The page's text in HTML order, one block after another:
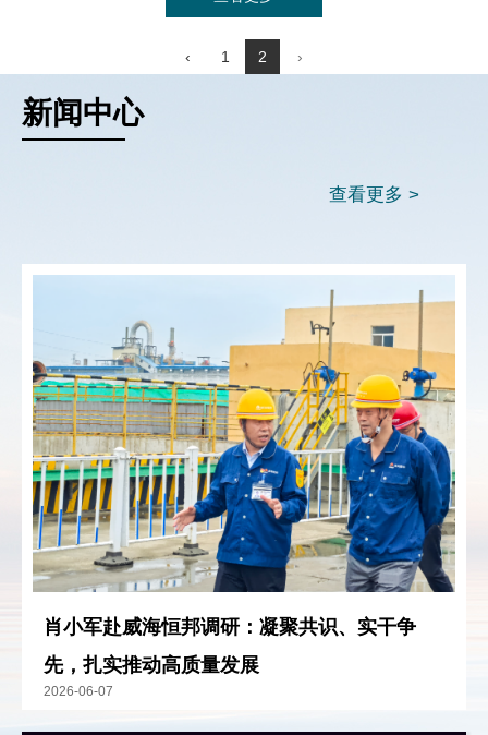
‹ 1 2 ›
企业价值观：黄金品质，诚实守信，竭诚
企业愿景 ：创建员工幸福、客户满意、环
境和谐、国际一流的贵金属治炼企业。
三大创新：理念创新、技术创新、管理创
新。
企业风格：企业不盈利一切等于零，企业
决策失误一切等于零，企业不重视安全环保
企业目标 ：建设一流队伍，树立一流厂
风，生产一流产品，创建一流企业。
安全观：安全为了生产，生产必须安全。
新闻中心
查看更多 >
肖小军赴威海恒邦调研：凝聚共识、实干争
先，扎实推动高质量发展
2026-06-07